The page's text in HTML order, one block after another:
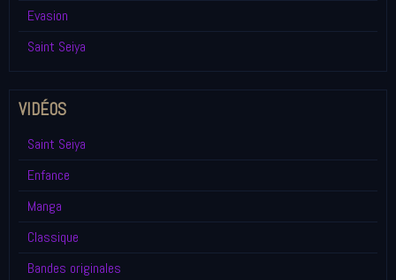
Evasion
Saint Seiya
VIDÉOS
Saint Seiya
Enfance
Manga
Classique
Bandes originales